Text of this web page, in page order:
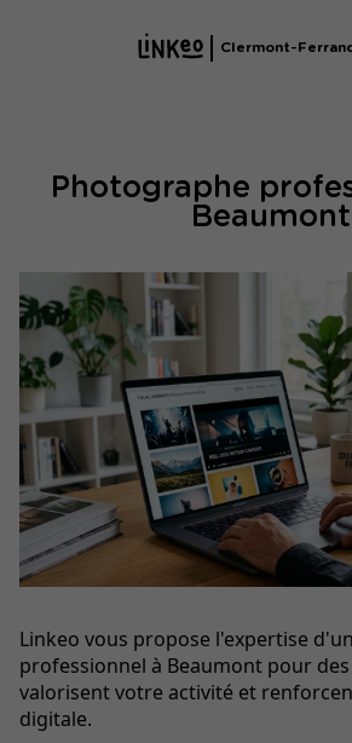
Clermont-Ferrand
Photographe
Beaumont
Linkeo vous propose l'expertise
professionnel à Beaumont pour
valorisent votre activité et
digitale.